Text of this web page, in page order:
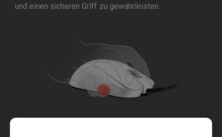
und einen sicheren Griff zu gewährleisten.